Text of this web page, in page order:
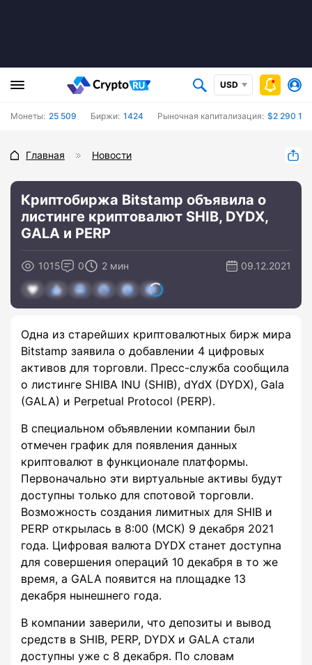
USD
Монеты: 25 509 Биржи: 1424 Рыночная капитализация: $2 290
Главная Новости
Криптобиржа Bitstamp объявила о
листинге криптовалют SHIB, DYDX,
GALA и PERP
1015 0 2 мин 09.12.2021
Одна из старейших криптовалютных бирж мира
Bitstamp заявила о добавлении 4 цифровых
активов для торговли. Пресс-служба сообщила
о листинге SHIBA INU (SHIB), dYdX (DYDX), Gala
(GALA) и Perpetual Protocol (PERP).
В специальном объявлении компании был
отмечен график для появления данных
криптовалют в функционале платформы.
Первоначально эти виртуальные активы будут
доступны только для спотовой торговли.
Возможность создания лимитных для SHIB и
PERP открылась в 8:00 (МСК) 9 декабря 2021
года. Цифровая валюта DYDX станет доступна
для совершения операций 10 декабря в то же
время, а GALA появится на площадке 13
декабря нынешнего года.
В компании заверили, что депозиты и вывод
средств в SHIB, PERP, DYDX и GALA стали
доступны уже с 8 декабря. По словам